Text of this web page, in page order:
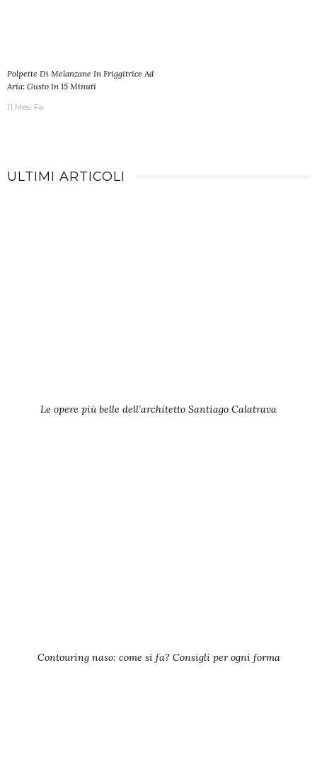
Polpette Di Melanzane In Friggitrice Ad
Aria: Gusto In 15 Minuti
11 Mesi Fa
ULTIMI ARTICOLI
Le opere più belle dell’architetto Santiago Calatrava
Contouring naso: come si fa? Consigli per ogni forma